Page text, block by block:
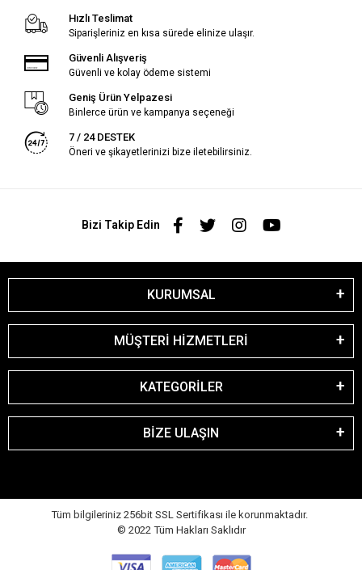
Hızlı Teslimat
Siparişleriniz en kısa sürede elinize ulaşır.
Güvenli Alışveriş
Güvenli ve kolay ödeme sistemi
Geniş Ürün Yelpazesi
Binlerce ürün ve kampanya seçeneği
7 / 24 DESTEK
Öneri ve şikayetlerinizi bize iletebilirsiniz.
Bizi Takip Edin
KURUMSAL
MÜŞTERİ HİZMETLERİ
KATEGORİLER
BİZE ULAŞIN
Tüm bilgileriniz 256bit SSL Sertifikası ile korunmaktadır.
© 2022 Tüm Hakları Saklıdır